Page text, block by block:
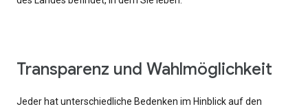
Transparenz und Wahlmöglichkeit
Jeder hat unterschiedliche Bedenken im Hinblick auf den